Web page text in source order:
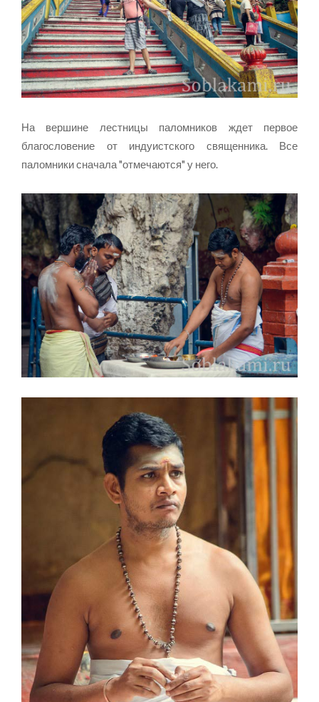
На вершине лестницы паломников ждет первое
благословение от индуистского священника. Все
паломники сначала "отмечаются" у него.